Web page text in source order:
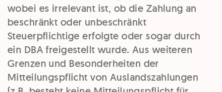
wobei es irrelevant ist, ob die Zahlung an
beschränkt oder unbeschränkt
Steuerpflichtige erfolgte oder sogar durch
ein DBA freigestellt wurde. Aus weiteren
Grenzen und Besonderheiten der
Mitteilungspflicht von Auslandszahlungen